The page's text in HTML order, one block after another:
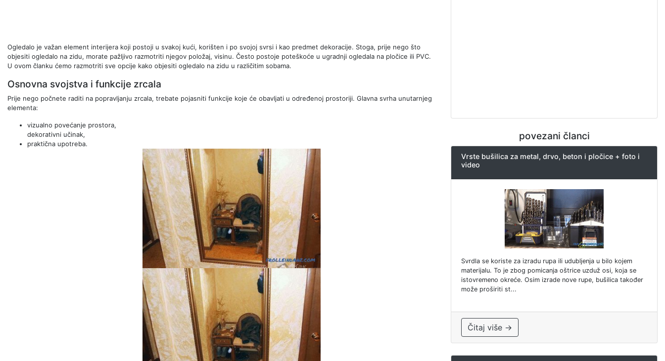
Ogledalo je važan element interijera koji postoji u svakoj kući, korišten i po svojoj svrsi i kao predmet dekoracije. Stoga, prije nego što
objesiti ogledalo na zidu, morate pažljivo razmotriti njegov položaj, visinu. Često postoje poteškoće u ugradnji ogledala na pločice ili PVC.
U ovom članku ćemo razmotriti sve opcije kako objesiti ogledalo na zidu u različitim sobama.
Osnovna svojstva i funkcije zrcala
Prije nego počnete raditi na popravljanju zrcala, trebate pojasniti funkcije koje će obavljati u određenoj prostoriji. Glavna svrha unutarnjeg
elementa:
vizualno povećanje prostora,
dekorativni učinak,
praktična upotreba.
povezani članci
Vrste bušilica za metal, drvo, beton i pločice + foto i
video
Svrdla se koriste za izradu rupa ili udubljenja u bilo kojem
materijalu. To je zbog pomicanja oštrice uzduž osi, koja se
istovremeno okreće. Osim izrade nove rupe, bušilica također
može proširiti st...
Čitaj više →